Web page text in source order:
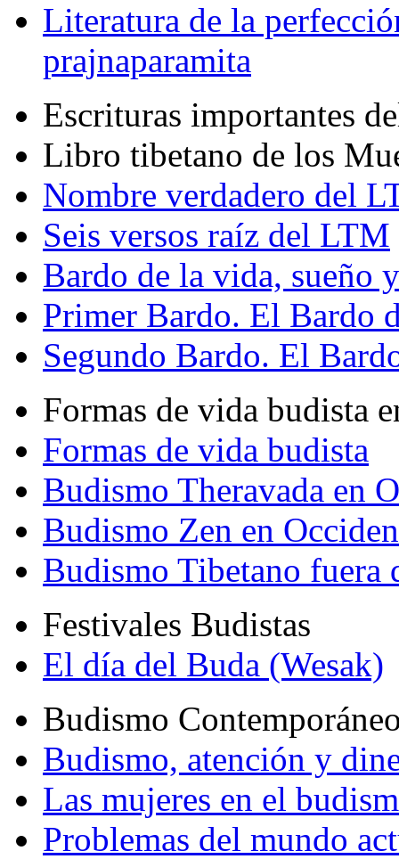
Literatura de la
prajnaparamita
Escrituras importantes
Libro tibetano de los
Nombre verdadero del
Seis versos raíz del LTM
Bardo de la vida, sueño
Primer Bardo. El Bardo
Segundo Bardo. El
Formas de vida budista
Formas de vida budista
Budismo Theravada en
Budismo Zen en
Budismo Tibetano fuera
Festivales Budistas
El día del Buda (Wesak)
Budismo
Budismo, atención y
Las mujeres en el
Problemas del mundo